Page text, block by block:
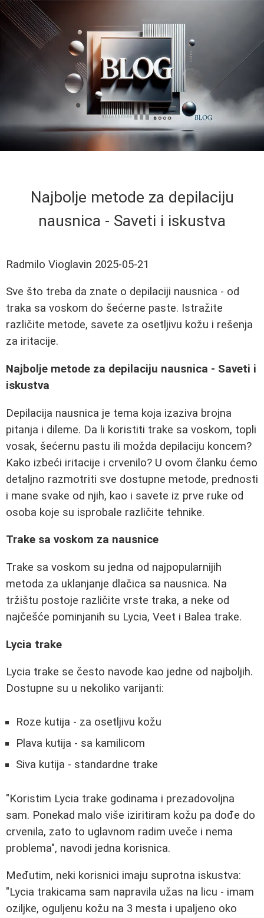
Najbolje metode za depilaciju
nausnica - Saveti i iskustva
Radmilo Vioglavin 2025-05-21
Sve što treba da znate o depilaciji nausnica - od
traka sa voskom do šećerne paste. Istražite
različite metode, savete za osetljivu kožu i rešenja
za iritacije.
Najbolje metode za depilaciju nausnica - Saveti i
iskustva
Depilacija nausnica je tema koja izaziva brojna
pitanja i dileme. Da li koristiti trake sa voskom, topli
vosak, šećernu pastu ili možda depilaciju koncem?
Kako izbeći iritacije i crvenilo? U ovom članku ćemo
detaljno razmotriti sve dostupne metode, prednosti
i mane svake od njih, kao i savete iz prve ruke od
osoba koje su isprobale različite tehnike.
Trake sa voskom za nausnice
Trake sa voskom su jedna od najpopularnijih
metoda za uklanjanje dlačica sa nausnica. Na
tržištu postoje različite vrste traka, a neke od
najčešće pominjanih su Lycia, Veet i Balea trake.
Lycia trake
Lycia trake se često navode kao jedne od najboljih.
Dostupne su u nekoliko varijanti:
Roze kutija - za osetljivu kožu
Plava kutija - sa kamilicom
Siva kutija - standardne trake
"Koristim Lycia trake godinama i prezadovoljna
sam. Ponekad malo više iziritiram kožu pa dođe do
crvenila, zato to uglavnom radim uveče i nema
problema", navodi jedna korisnica.
Međutim, neki korisnici imaju suprotna iskustva:
"Lycia trakicama sam napravila užas na licu - imam
oziljke, oguljenu kožu na 3 mesta i upaljeno oko